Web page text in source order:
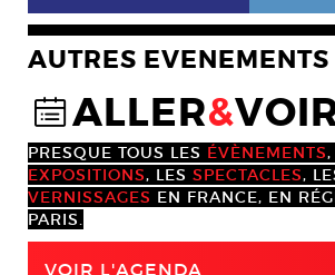
AUTRES
@ALLER&
PRESQUE TOUS LES ÉVÈNEMENTS,
EXPOSITIONS, LES SPECTACLES,
VERNISSAGES EN FRANCE, EN
PARIS.
VOIR L'AGENDA